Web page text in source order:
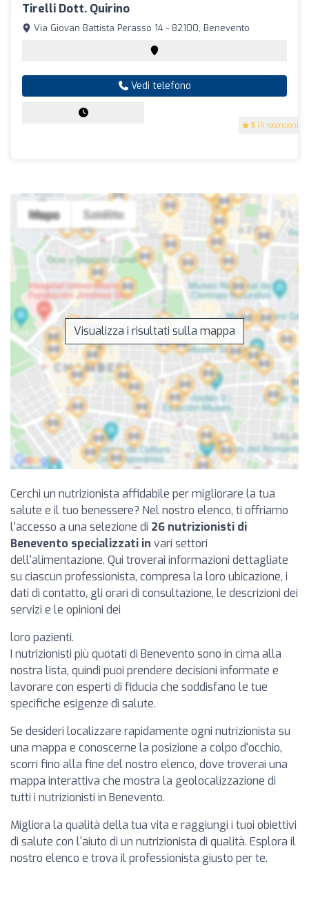
Tirelli Dott. Quirino
5 (4 recensioni)
Via Giovan Battista Perasso 14 - 82100, Benevento
Vedi telefono
Visualizza i risultati sulla mappa
Cerchi un nutrizionista affidabile per migliorare la tua
salute e il tuo benessere? Nel nostro elenco, ti offriamo
l'accesso a una selezione di 26 nutrizionisti di
Benevento specializzati in vari settori
dell'alimentazione. Qui troverai informazioni dettagliate
su ciascun professionista, compresa la loro ubicazione, i
dati di contatto, gli orari di consultazione, le descrizioni dei
servizi e le opinioni dei
loro pazienti.
I nutrizionisti più quotati di Benevento sono in cima alla
nostra lista, quindi puoi prendere decisioni informate e
lavorare con esperti di fiducia che soddisfano le tue
specifiche esigenze di salute.
Se desideri localizzare rapidamente ogni nutrizionista su
una mappa e conoscerne la posizione a colpo d'occhio,
scorri fino alla fine del nostro elenco, dove troverai una
mappa interattiva che mostra la geolocalizzazione di
tutti i nutrizionisti in Benevento.
Migliora la qualità della tua vita e raggiungi i tuoi obiettivi
di salute con l'aiuto di un nutrizionista di qualità. Esplora il
nostro elenco e trova il professionista giusto per te.